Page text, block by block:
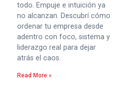
todo. Empuje e intuición ya
no alcanzan. Descubrí cómo
ordenar tu empresa desde
adentro con foco, sistema y
liderazgo real para dejar
atrás el caos.
Read More »